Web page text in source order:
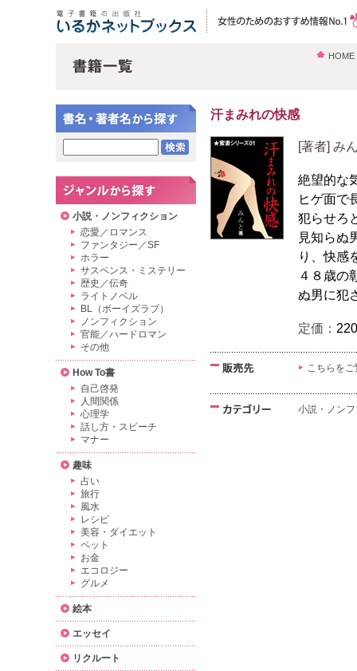
HOME
汗まみれの快感
[著者] み
絶望的な
ヒゲ面で
犯らせろ
見知らぬ
り、快感
４８歳の
ぬ男に犯
定価：
こちらを
小説・ノン
小説・ノンフィクション
恋愛／ロマンス
ファンタジー／SF
ホラー
サスペンス・ミステリー
歴史／伝奇
ライトノベル
BL（ボーイズラブ）
ノンフィクション
官能／ハードロマン
その他
How To書
自己啓発
人間関係
心理学
話し方・スピーチ
マナー
趣味
占い
旅行
風水
レシピ
美容・ダイエット
ペット
お金
エコロジー
グルメ
絵本
エッセイ
リクルート